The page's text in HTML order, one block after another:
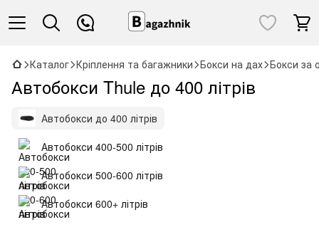
Каталог Кріплення та багажники Бокси на дах Бокси за
Автобокси Thule до 400 літрів
Автобокси до 400 літрів
Автобокси 400-500 літрів
Автобокси 500-600 літрів
Автобокси 600+ літрів